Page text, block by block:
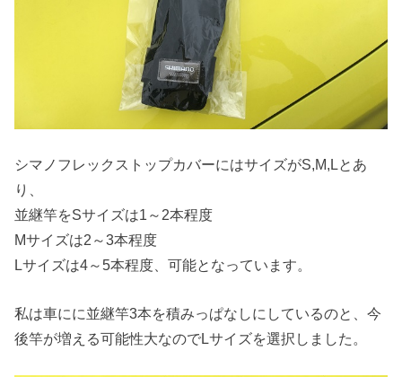
シマノフレックストップカバーにはサイズがS,M,Lとあ
り、
並継竿をSサイズは1～2本程度
Mサイズは2～3本程度
Lサイズは4～5本程度、可能となっています。
私は車にに並継竿3本を積みっぱなしにしているのと、今
後竿が増える可能性大なのでLサイズを選択しました。